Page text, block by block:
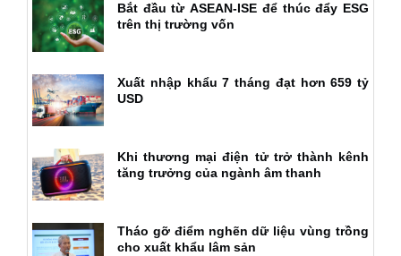
Bắt đầu từ ASEAN-ISE để thúc đẩy ESG
trên thị trường vốn
Xuất nhập khẩu 7 tháng đạt hơn 659 tỷ
USD
Khi thương mại điện tử trở thành kênh
tăng trưởng của ngành âm thanh
Tháo gỡ điểm nghẽn dữ liệu vùng trồng
cho xuất khẩu lâm sản